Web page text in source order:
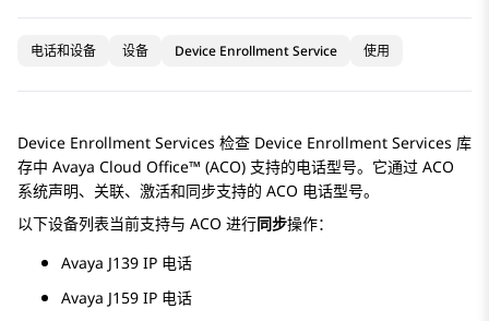
电话和设备 设备 Device Enrollment Service 使用
Device Enrollment Services 检查 Device Enrollment Services 库
存中 Avaya Cloud Office™ (ACO) 支持的电话型号。它通过 ACO
系统声明、关联、激活和同步支持的 ACO 电话型号。
以下设备列表当前支持与 ACO 进行同步操作：
Avaya J139 IP 电话
Avaya J159 IP 电话